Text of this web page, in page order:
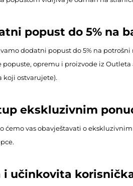
popust do 5% na
dodatni popust do 5% na
popuste, opremu i proizvode iz
koji ostvarujete).
ekskluzivnim
ćemo vas obavještavati o
i učinkovita